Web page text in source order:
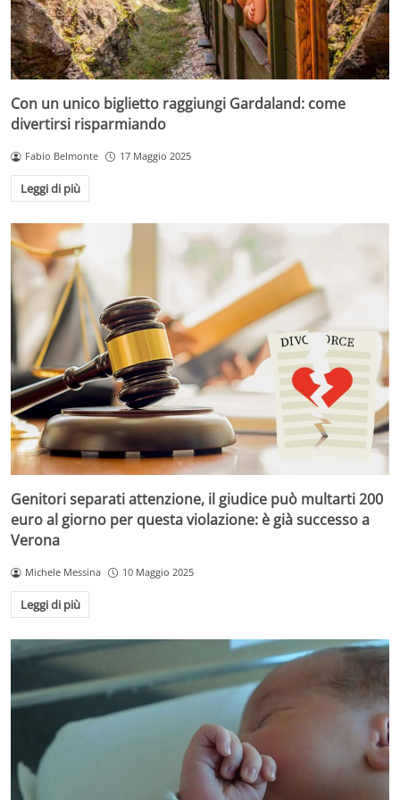
Con un unico biglietto raggiungi Gardaland: come
divertirsi risparmiando
Fabio Belmonte 17 Maggio 2025
Leggi di più
Genitori separati attenzione, il giudice può multarti 200
euro al giorno per questa violazione: è già successo a
Verona
Michele Messina 10 Maggio 2025
Leggi di più